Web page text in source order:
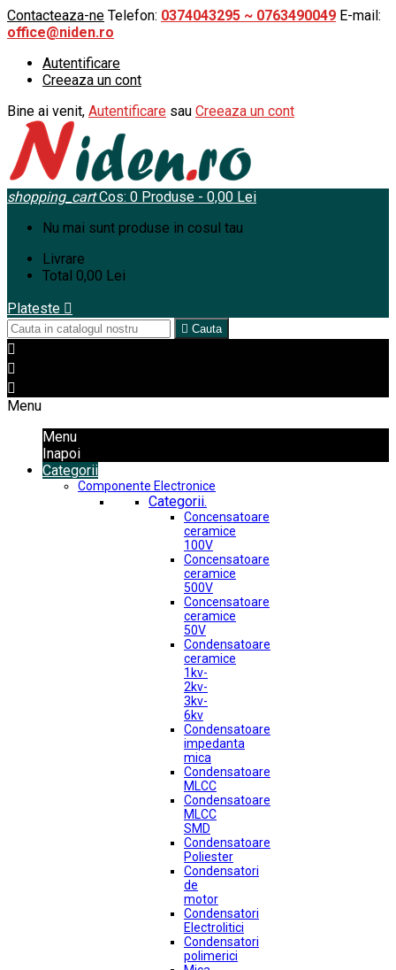
Contacteaza-ne Telefon: 0374043295 ~ 0763490049 E-mail:
office@niden.ro
Autentificare
Creeaza un cont
Bine ai venit, Autentificare sau Creeaza un cont
shopping_cart Cos: 0 Produse - 0,00 Lei
Nu mai sunt produse in cosul tau
Livrare
Total 0,00 Lei
Plateste 
 Cauta



Menu
Menu
Inapoi
Categorii
Componente Electronice
Categorii.
Concensatoare
ceramice
100V
Concensatoare
ceramice
500V
Concensatoare
ceramice
50V
Condensatoare
ceramice
1kv-
2kv-
3kv-
6kv
Condensatoare
impedanta
mica
Condensatoare
MLCC
Condensatoare
MLCC
SMD
Condensatoare
Poliester
Condensatori
de
motor
Condensatori
Electrolitici
Condensatori
polimerici